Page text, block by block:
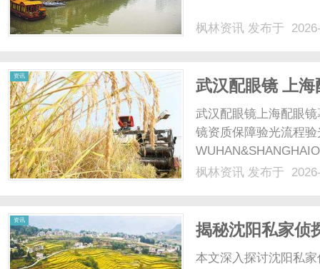
枫林资讯 发布于
资讯
武汉配眼镜 上海
武汉配眼镜上海配眼
镜资质保障验光流程
配镜的写字楼眼镜店
枫林资讯 发布于
资讯
揭秘沈阳私家侦
本文深入探讨沈阳私